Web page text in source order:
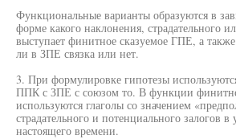
Функциональные варианты образуются в
форме какого наклонения, страдательного
выступает финитное сказуемое ГПЕ, а также
ли в ЗПЕ связка или нет.
3. При формулировке гипотезы
ППК с ЗПЕ с союзом то. В функции
используются глаголы со значением
страдательного и потенциального залогов
настоящего времени.